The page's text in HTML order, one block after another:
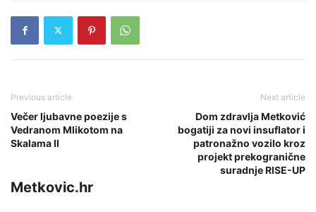
Previous article
Večer ljubavne poezije s
Vedranom Mlikotom na
Skalama II
Next article
Dom zdravlja Metković
bogatiji za novi insuflator i
patronažno vozilo kroz
projekt prekogranične
suradnje RISE-UP
Metkovic.hr